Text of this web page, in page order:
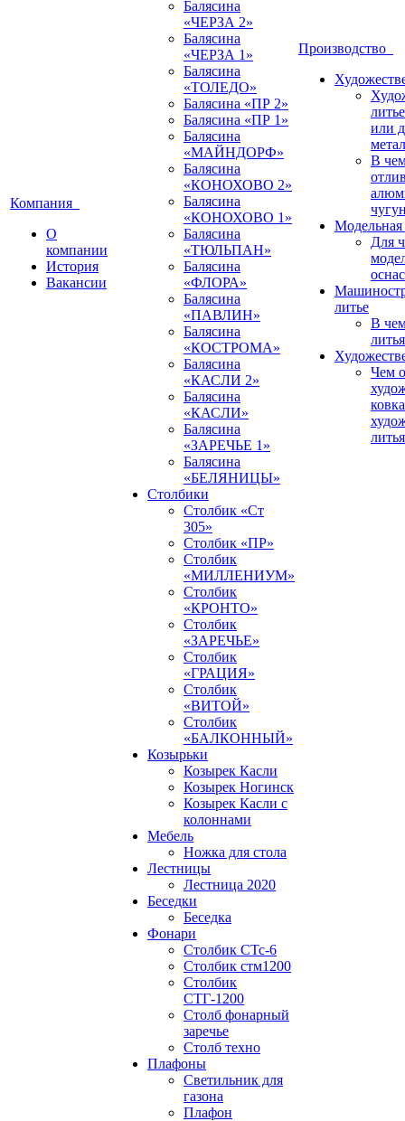
Компания
О
компании
История
Вакансии
Балясина
«ЧЕРЗА 2»
Балясина
«ЧЕРЗА 1»
Балясина
«ТОЛЕДО»
Балясина «ПР 2»
Балясина «ПР 1»
Балясина
«МАЙНДОРФ»
Балясина
«КОНОХОВО 2»
Балясина
«КОНОХОВО 1»
Балясина
«ТЮЛЬПАН»
Балясина
«ФЛОРА»
Балясина
«ПАВЛИН»
Балясина
«КОСТРОМА»
Балясина
«КАСЛИ 2»
Балясина
«КАСЛИ»
Балясина
«ЗАРЕЧЬЕ 1»
Балясина
«БЕЛЯНИЦЫ»
Столбики
Столбик «Ст
305»
Столбик «ПР»
Столбик
«МИЛЛЕНИУМ»
Столбик
«КРОНТО»
Столбик
«ЗАРЕЧЬЕ»
Столбик
«ГРАЦИЯ»
Столбик
«ВИТОЙ»
Столбик
«БАЛКОННЫЙ»
Козырьки
Козырек Касли
Козырек Ногинск
Козырек Касли с
колоннами
Мебель
Ножка для стола
Лестницы
Лестница 2020
Беседки
Беседка
Фонари
Столбик СТс-6
Столбик стм1200
Столбик
СТГ-1200
Столб фонарный
заречье
Столб техно
Плафоны
Светильник для
газона
Плафон
Производство
или
В
Модельная
Для
литье
В
Чем